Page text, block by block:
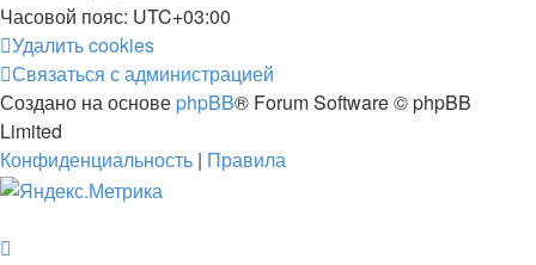
Часовой пояс: UTC+03:00
Удалить cookies
Связаться с администрацией
Создано на основе phpBB® Forum Software © phpBB
Limited
Конфиденциальность | Правила